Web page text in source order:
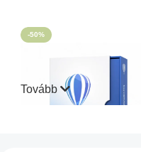
-50%
Tovább